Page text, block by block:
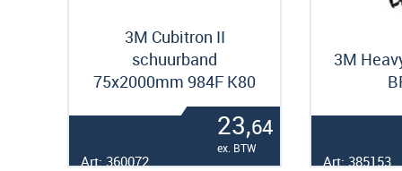
3M Cubitron II
schuurband
75x2000mm 984F K80
23,64
ex. BTW
Art: 360072
3M
Art: 385153